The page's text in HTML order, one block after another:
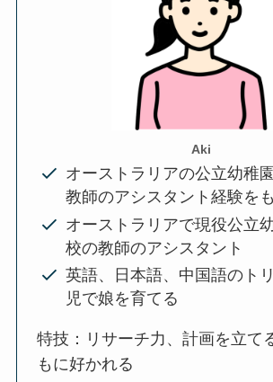
Aki
オーストラリアの公立幼稚
教師のアシスタント経験を
オーストラリアで現役公立
校の教師のアシスタント
英語、日本語、中国語のト
児で娘を育てる
特技：リサーチ力、計画を立て
もに好かれる